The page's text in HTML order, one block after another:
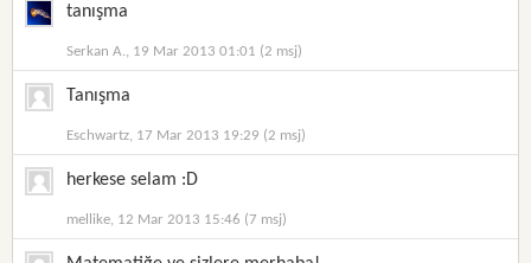
tanışma
Serkan A., 19 Mar 2013 01:01 (2 msj)
Tanışma
Eschwartz, 17 Mar 2013 19:29 (2 msj)
herkese selam :D
mellike, 12 Mar 2013 15:46 (7 msj)